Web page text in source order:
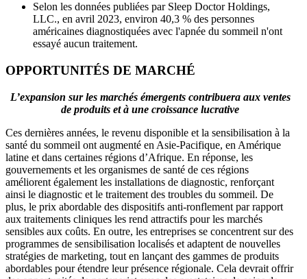
Selon les données publiées par Sleep Doctor Holdings,
LLC., en avril 2023, environ 40,3 % des personnes
américaines diagnostiquées avec l'apnée du sommeil n'ont
essayé aucun traitement.
OPPORTUNITÉS DE MARCHÉ
L’expansion sur les marchés émergents contribuera aux ventes
de produits et à une croissance lucrative
Ces dernières années, le revenu disponible et la sensibilisation à la
santé du sommeil ont augmenté en Asie-Pacifique, en Amérique
latine et dans certaines régions d’Afrique. En réponse, les
gouvernements et les organismes de santé de ces régions
améliorent également les installations de diagnostic, renforçant
ainsi le diagnostic et le traitement des troubles du sommeil. De
plus, le prix abordable des dispositifs anti-ronflement par rapport
aux traitements cliniques les rend attractifs pour les marchés
sensibles aux coûts. En outre, les entreprises se concentrent sur des
programmes de sensibilisation localisés et adaptent de nouvelles
stratégies de marketing, tout en lançant des gammes de produits
abordables pour étendre leur présence régionale. Cela devrait offrir